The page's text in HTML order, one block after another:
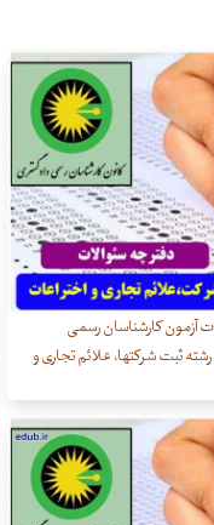
آزمون کارشناسان رسمی
ثبت شرکتها، علائم تجاری و